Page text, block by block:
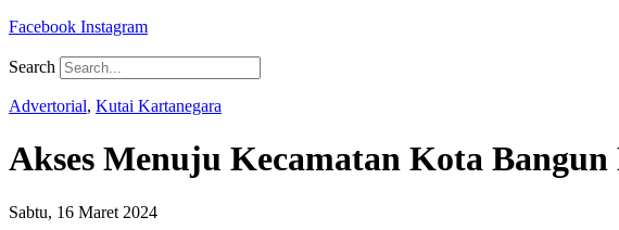
Facebook Instagram
Search
Advertorial, Kutai Kartanegara
Akses Menuju Kecamatan Kota
Sabtu, 16 Maret 2024